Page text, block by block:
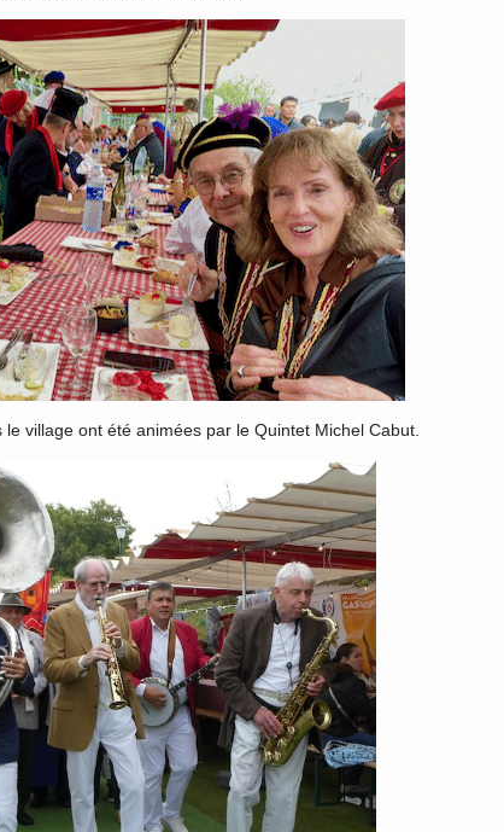
village ont été animées par le Quintet Michel Cabut.